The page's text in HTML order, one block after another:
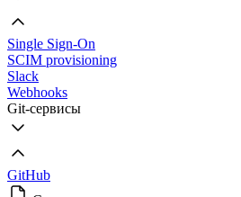
Single Sign-On
SCIM provisioning
Slack
Webhooks
Git-сервисы
GitHub